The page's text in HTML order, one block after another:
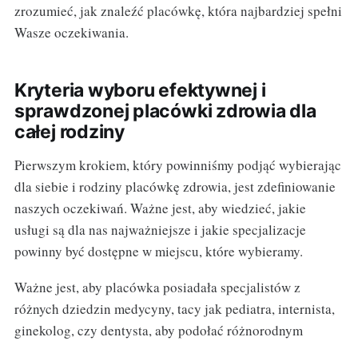
zrozumieć, jak znaleźć placówkę, która najbardziej spełni
Wasze oczekiwania.
Kryteria wyboru efektywnej i
sprawdzonej placówki zdrowia dla
całej rodziny
Pierwszym krokiem, który powinniśmy podjąć wybierając
dla siebie i rodziny placówkę zdrowia, jest zdefiniowanie
naszych oczekiwań. Ważne jest, aby wiedzieć, jakie
usługi są dla nas najważniejsze i jakie specjalizacje
powinny być dostępne w miejscu, które wybieramy.
Ważne jest, aby placówka posiadała specjalistów z
różnych dziedzin medycyny, tacy jak pediatra, internista,
ginekolog, czy dentysta, aby podołać różnorodnym